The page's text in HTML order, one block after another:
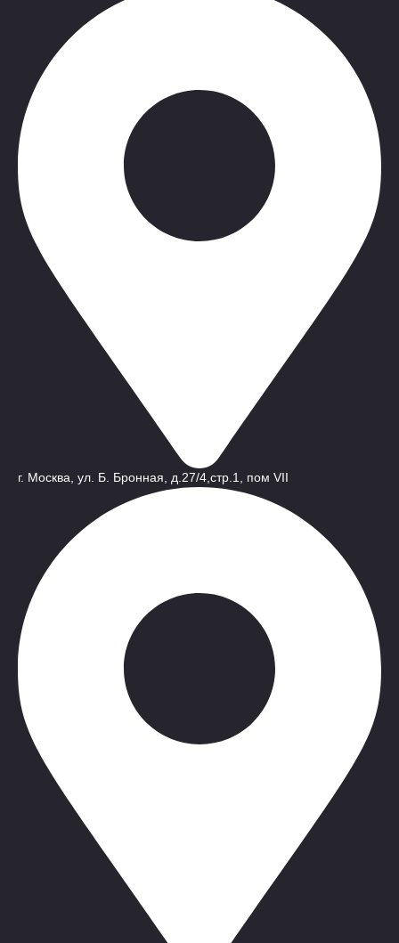
г. Москва, ул. Б. Бронная, д.27/4,стр.1, пом VII